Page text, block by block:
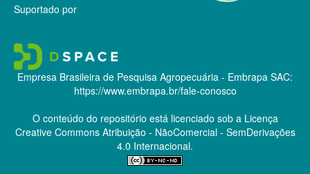
Suportado por
Empresa Brasileira de Pesquisa Agropecuária - Embrapa SAC:
https://www.embrapa.br/fale-conosco
O conteúdo do repositório está licenciado sob a Licença
Creative CommonsAtribuição - NãoComercial - SemDerivações
4.0 Internacional.